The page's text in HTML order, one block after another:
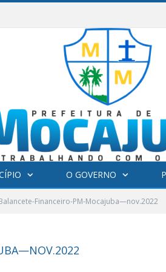
O GOVERNO
Financeiro-PM-Mocajuba—nov.2022